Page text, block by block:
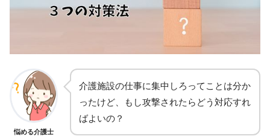
悩める介護士
介護施設の仕事に集中しろってことは分か
ったけど、もし攻撃されたらどう対応すれ
ばよいの？